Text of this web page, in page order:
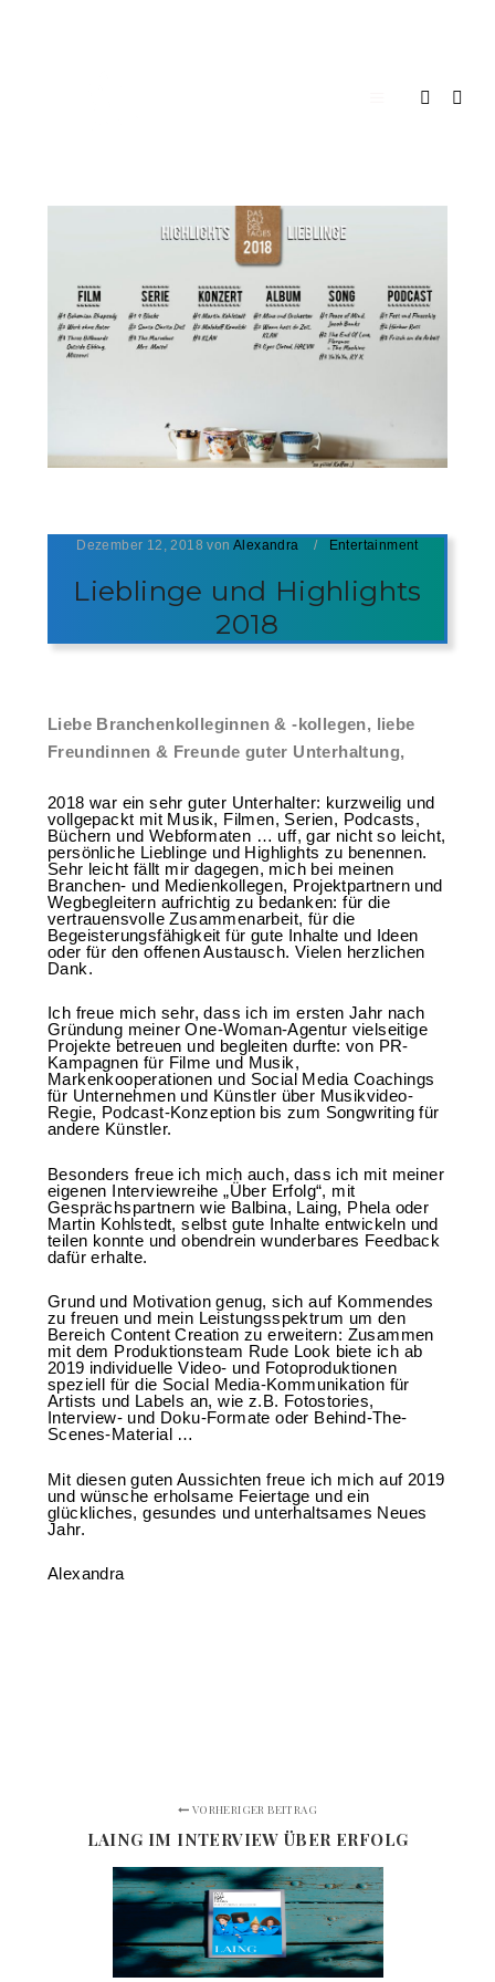
Dezember 12, 2018 vonAlexandra Entertainment
Lieblinge und Highlights
2018
Liebe Branchenkolleginnen & -kollegen, liebe
Freundinnen & Freunde guter Unterhaltung,
2018 war ein sehr guter Unterhalter: kurzweilig und
vollgepackt mit Musik, Filmen, Serien, Podcasts,
Büchern und Webformaten … uff, gar nicht so leicht,
persönliche Lieblinge und Highlights zu benennen.
Sehr leicht fällt mir dagegen, mich bei meinen
Branchen- und Medienkollegen, Projektpartnern und
Wegbegleitern aufrichtig zu bedanken: für die
vertrauensvolle Zusammenarbeit, für die
Begeisterungsfähigkeit für gute Inhalte und Ideen
oder für den offenen Austausch. Vielen herzlichen
Dank.
Ich freue mich sehr, dass ich im ersten Jahr nach
Gründung meiner One-Woman-Agentur vielseitige
Projekte betreuen und begleiten durfte: von PR-
Kampagnen für Filme und Musik,
Markenkooperationen und Social Media Coachings
für Unternehmen und Künstler über Musikvideo-
Regie, Podcast-Konzeption bis zum Songwriting für
andere Künstler.
Besonders freue ich mich auch, dass ich mit meiner
eigenen Interviewreihe „Über Erfolg“, mit
Gesprächspartnern wie Balbina, Laing, Phela oder
Martin Kohlstedt, selbst gute Inhalte entwickeln und
teilen konnte und obendrein wunderbares Feedback
dafür erhalte.
Grund und Motivation genug, sich auf Kommendes
zu freuen und mein Leistungsspektrum um den
Bereich Content Creation zu erweitern: Zusammen
mit dem Produktionsteam Rude Look biete ich ab
2019 individuelle Video- und Fotoproduktionen
speziell für die Social Media-Kommunikation für
Artists und Labels an, wie z.B. Fotostories,
Interview- und Doku-Formate oder Behind-The-
Scenes-Material …
Mit diesen guten Aussichten freue ich mich auf 2019
und wünsche erholsame Feiertage und ein
glückliches, gesundes und unterhaltsames Neues
Jahr.
Alexandra
VORHERIGER BEITRAG
LAING IM INTERVIEW ÜBER ERFOLG